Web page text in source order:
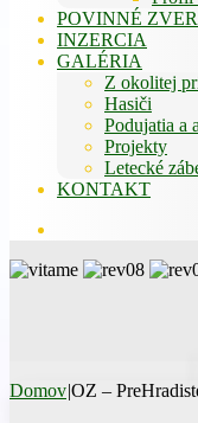
POVINNÉ
INZERCIA
GALÉRIA
Z okolitej
Hasiči
Podujatia a
Projekty
Letecké
KONTAKT
Domov|OZ –